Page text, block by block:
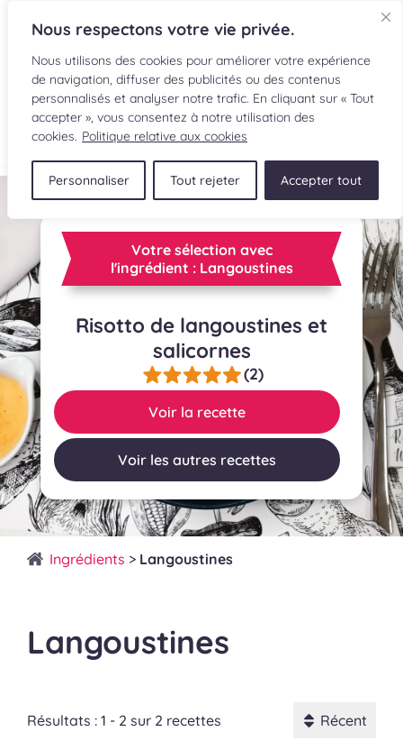
Nous respectons votre vie privée.
Nous utilisons des cookies pour améliorer votre expérience
de navigation, diffuser des publicités ou des contenus
personnalisés et analyser notre trafic. En cliquant sur « Tout
accepter », vous consentez à notre utilisation des
cookies. Politique relative aux cookies
Personnaliser Tout rejeter Accepter tout
EN
RECETTES
INGRÉDIENTS
LECTURES CULINAIRES
SOUMETTRE UNE RECETTE
BOUTIQUE
Votre sélection avec
l'ingrédient : Langoustines
Risotto de langoustines et
salicornes
(2)
Voir la recette
Voir les autres recettes
Ingrédients > Langoustines
Langoustines
Résultats : 1 - 2 sur 2 recettes Récent